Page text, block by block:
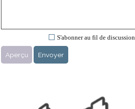
S'abonner au fil de discussion